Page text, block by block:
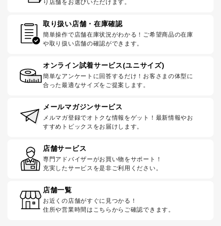
り店舗をお選びいただけます。
取り扱い店舗・在庫確認
簡単操作で店舗在庫状況がわかる！ご希望商品の在庫
や取り扱い店舗の確認ができます。
オンライン試着サービス(ユニサイズ)
簡単なアンケートに回答するだけ！お客さまの体型に
合った最適なサイズをご提案します。
メールマガジンサービス
メルマガ登録でオトクな情報をゲット！最新情報やお
すすめトピックスをお届けします。
店舗サービス
専門アドバイザーがお買い物をサポート！
充実したサービスを是非ご利用ください。
店舗一覧
お近くの店舗がすぐに見つかる！
住所や営業時間はこちらからご確認できます。